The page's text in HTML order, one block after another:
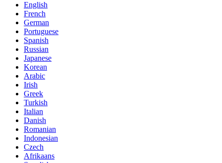
English
French
German
Portuguese
Spanish
Russian
Japanese
Korean
Arabic
Irish
Greek
Turkish
Italian
Danish
Romanian
Indonesian
Czech
Afrikaans